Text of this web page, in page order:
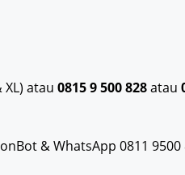
atau 0815 9 500 828atau
& WhatsApp 0811 9500